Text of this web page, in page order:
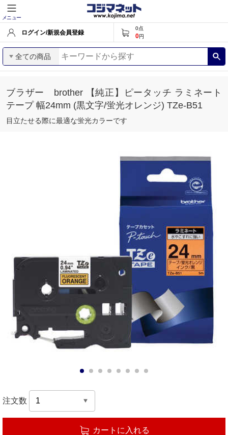
メニュー
ログイン/新規会員登録
0点
0円
全ての商品
ブラザー brother 【純正】ピータッチ ラミネート
テープ 幅24mm (黒文字/蛍光オレンジ) TZe-B51
目立たせる際に最適な蛍光カラーです
注文数
カートに入れる